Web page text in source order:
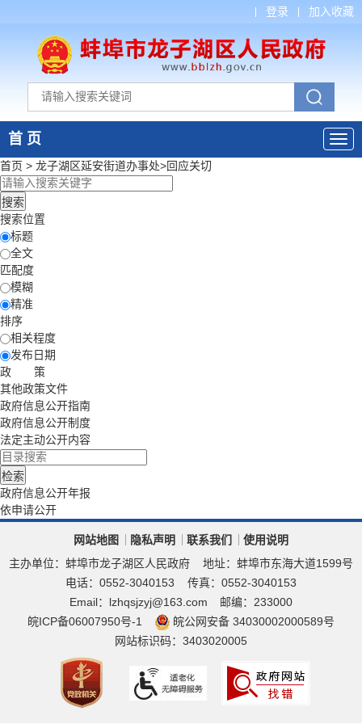
登录 加入收藏
首 页
首页 > 龙子湖区延安街道办事处>回应关切
搜索位置
标题
全文
匹配度
模糊
精准
排序
相关程度
发布日期
政 策
其他政策文件
政府信息公开指南
政府信息公开制度
法定主动公开内容
政府信息公开年报
依申请公开
网站地图 隐私声明 联系我们
使用说明
主办单位：蚌埠市龙子湖区人民政府
地址：蚌埠市东海大道1599号
电话：0552-3040153
传真：0552-3040153
Email：lzhqsjzyj@163.com
邮编：233000
皖ICP备06007950号-1
皖公网安备 34030002000589号
网站标识码：3403020005